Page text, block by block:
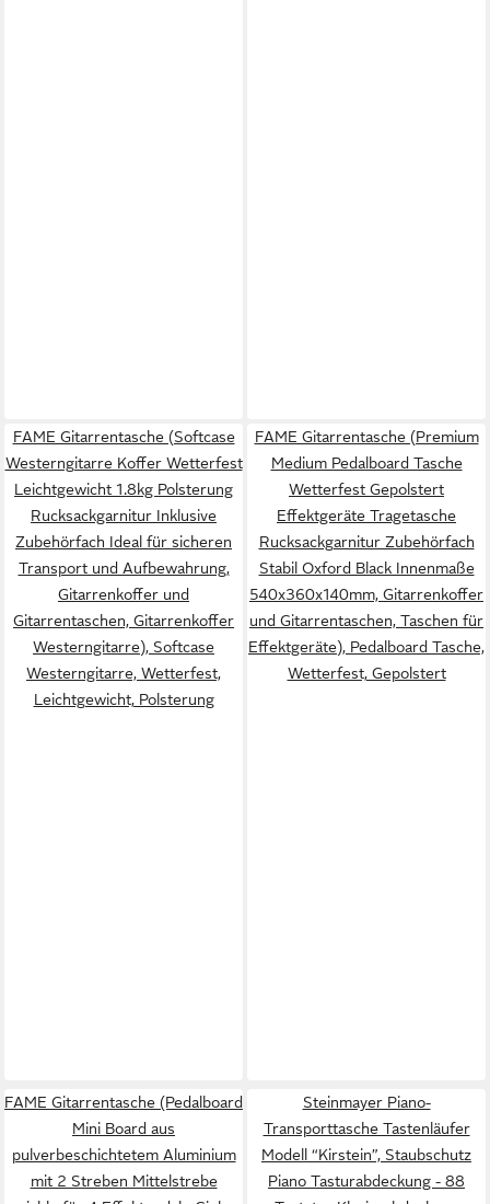
FAME Gitarrentasche (Softcase
Westerngitarre Koffer Wetterfest
Leichtgewicht 1.8kg Polsterung
Rucksackgarnitur Inklusive
Zubehörfach Ideal für sicheren
Transport und Aufbewahrung,
Gitarrenkoffer und
Gitarrentaschen, Gitarrenkoffer
Westerngitarre), Softcase
Westerngitarre, Wetterfest,
Leichtgewicht, Polsterung
FAME Gitarrentasche (Premium
Medium Pedalboard Tasche
Wetterfest Gepolstert
Effektgeräte Tragetasche
Rucksackgarnitur Zubehörfach
Stabil Oxford Black Innenmaße
540x360x140mm, Gitarrenkoffer
und Gitarrentaschen, Taschen für
Effektgeräte), Pedalboard Tasche,
Wetterfest, Gepolstert
FAME Gitarrentasche (Pedalboard
Mini Board aus
pulverbeschichtetem Aluminium
mit 2 Streben Mittelstrebe
Steinmayer Piano-
Transporttasche Tastenläufer
Modell “Kirstein”, Staubschutz
Piano Tasturabdeckung - 88